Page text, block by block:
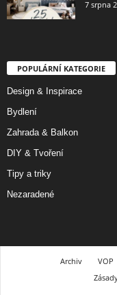
7 srpna
POPULÁRNÍ KATEGORIE
Design & Inspirace
Bydlení
Zahrada & Balkon
DIY & Tvoření
Tipy a triky
Nezaradené
Archiv VOP